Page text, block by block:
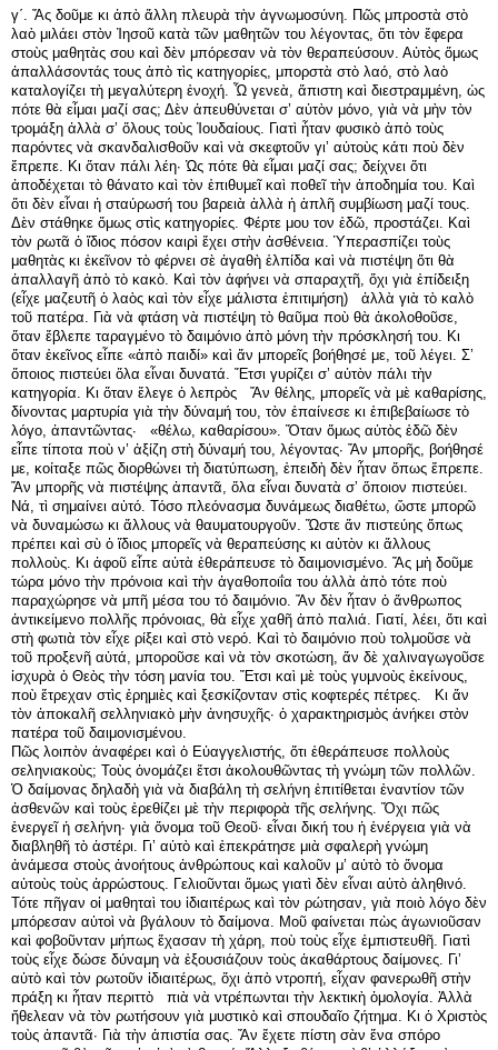
γ΄. Ἄς δοῦμε κι ἀπὸ ἄλλη πλευρὰ τὴν ἀγνωμοσύνη. Πῶς μπροστὰ στὸ
λαὸ μιλάει στὸν Ἰησοῦ κατὰ τῶν μαθητῶν του λέγοντας, ὅτι τὸν ἔφερα
στοὺς μαθητὰς σου καὶ δὲν μπόρεσαν νὰ τὸν θεραπεύσουν. Αὐτὸς ὅμως
ἀπαλλάσοντάς τους ἀπὸ τὶς κατηγορίες, μπορστὰ στὸ λαό, στὸ λαὸ
καταλογίζει τὴ μεγαλύτερη ἐνοχή. Ὦ γενεὰ, ἄπιστη καὶ διεστραμμένη, ὡς
πότε θὰ εἶμαι μαζί σας; Δὲν ἀπευθύνεται σ’ αὐτὸν μόνο, γιὰ νὰ μὴν τὸν
τρομάξη ἀλλὰ σ’ ὅλους τοὺς Ἰουδαίους. Γιατὶ ἦταν φυσικὸ ἀπὸ τοὺς
παρόντες νὰ σκανδαλισθοῦν καὶ νὰ σκεφτοῦν γι’ αὐτοὺς κάτι ποὺ δὲν
ἔπρεπε. Κι ὅταν πάλι λέη· Ὡς πότε θὰ εἶμαι μαζί σας; δείχνει ὅτι
ἀποδέχεται τὸ θάνατο καὶ τὸν ἐπιθυμεῖ καὶ ποθεῖ τὴν ἀποδημία του. Καὶ
ὅτι δὲν εἶναι ἡ σταύρωσή του βαρειὰ ἀλλὰ ἡ ἁπλῆ συμβίωση μαζί τους.
Δὲν στάθηκε ὅμως στὶς κατηγορίες. Φέρτε μου τον ἐδῶ, προστάζει. Καὶ
τὸν ρωτᾶ ὁ ἴδιος πόσον καιρὶ ἔχει στὴν ἀσθένεια. Ὑπερασπίζει τοὺς
μαθητὰς κι ἐκεῖνον τὸ φέρνει σὲ ἀγαθὴ ἐλπίδα καὶ νὰ πιστέψη ὅτι θὰ
ἀπαλλαγῆ ἀπὸ τὸ κακὸ. Καὶ τὸν ἀφήνει νὰ σπαραχτῆ, ὄχι γιὰ ἐπίδειξη
(εἶχε μαζευτῆ ὁ λαὸς καὶ τὸν εἶχε μάλιστα ἐπιτιμήση) ἀλλὰ γιὰ τὸ καλὸ
τοῦ πατέρα. Γιὰ νὰ φτάση νὰ πιστέψη τὸ θαῦμα ποὺ θὰ ἀκολοθοῦσε,
ὅταν ἔβλεπε ταραγμένο τὸ δαιμόνιο ἀπὸ μόνη τὴν πρόσκλησή του. Κι
ὅταν ἐκεῖνος εἶπε «ἀπὸ παιδί» καὶ ἄν μπορεῖς βοήθησέ με, τοῦ λέγει. Σ’
ὅποιος πιστεύει ὅλα εἶναι δυνατά. Ἔτσι γυρίζει σ’ αὐτὸν πάλι τὴν
κατηγορία. Κι ὅταν ἔλεγε ὁ λεπρὸς Ἄν θέλης, μπορεῖς νὰ μὲ καθαρίσης,
δίνοντας μαρτυρία γιὰ τὴν δύναμή του, τὸν ἐπαίνεσε κι ἐπιβεβαίωσε τὸ
λόγο, ἀπαντῶντας· «θέλω, καθαρίσου». Ὅταν ὅμως αὐτὸς ἐδῶ δὲν
εἶπε τίποτα ποὺ ν’ ἀξίζη στὴ δύναμή του, λέγοντας· Ἄν μπορῆς, βοήθησέ
με, κοίταξε πῶς διορθώνει τὴ διατύπωση, ἐπειδὴ δὲν ἦταν ὅπως ἔπρεπε.
Ἄν μπορῆς νὰ πιστέψης ἀπαντᾶ, ὅλα εἶναι δυνατὰ σ’ ὅποιον πιστεύει.
Νά, τὶ σημαίνει αὐτό. Τόσο πλεόνασμα δυνάμεως διαθέτω, ὥστε μπορῶ
νὰ δυναμώσω κι ἄλλους νὰ θαυματουργοῦν. Ὥστε ἄν πιστεύης ὅπως
πρέπει καὶ σὺ ὁ ἴδιος μπορεῖς νὰ θεραπεύσης κι αὐτὸν κι ἄλλους
πολλοὺς. Κι ἀφοῦ εἶπε αὐτὰ ἐθεράπευσε τὸ δαιμονισμένο. Ἄς μὴ δοῦμε
τώρα μόνο τὴν πρόνοια καὶ τὴν ἀγαθοποιΐα του ἀλλὰ ἀπὸ τότε ποὺ
παραχώρησε νὰ μπῆ μέσα του τό δαιμόνιο. Ἄν δὲν ἦταν ὁ ἄνθρωπος
ἀντικείμενο πολλῆς πρόνοιας, θὰ εἶχε χαθῆ ἀπὸ παλιά. Γιατί, λέει, ὅτι καὶ
στὴ φωτιὰ τὸν εἶχε ρίξει καὶ στὸ νερό. Καὶ τὸ δαιμόνιο ποὺ τολμοῦσε νὰ
τοῦ προξενῆ αὐτά, μποροῦσε καὶ νὰ τὸν σκοτώση, ἄν δὲ χαλιναγωγοῦσε
ἰσχυρὰ ὁ Θεὸς τὴν τόση μανία του. Ἔτσι καὶ μὲ τοὺς γυμνοὺς ἐκείνους,
ποὺ ἔτρεχαν στὶς ἐρημιὲς καὶ ξεσκίζονταν στὶς κοφτερές πέτρες. Κι ἄν
τὸν ἀποκαλῆ σελληνιακὸ μὴν ἀνησυχῆς· ὁ χαρακτηρισμὸς ἀνήκει στὸν
πατέρα τοῦ δαιμονισμένου.
Πῶς λοιπὸν ἀναφέρει καὶ ὁ Εὐαγγελιστής, ὅτι ἐθεράπευσε πολλοὺς
σεληνιακοὺς; Τοὺς ὀνομάζει ἔτσι ἀκολουθῶντας τὴ γνώμη τῶν πολλῶν.
Ὁ δαίμονας δηλαδὴ γιὰ νὰ διαβάλη τὴ σελήνη ἐπιτίθεται ἐναντίον τῶν
ἀσθενῶν καὶ τοὺς ἐρεθίζει μὲ τὴν περιφορὰ τῆς σελήνης. Ὄχι πῶς
ἐνεργεῖ ἡ σελήνη· γιὰ ὄνομα τοῦ Θεοῦ· εἶναι δική του ἡ ἐνέργεια γιὰ νὰ
διαβληθῆ τὸ ἀστέρι. Γι’ αὐτὸ καὶ ἐπεκράτησε μιὰ σφαλερὴ γνώμη
ἀνάμεσα στοὺς ἀνοήτους ἀνθρώπους καὶ καλοῦν μ’ αὐτὸ τὸ ὄνομα
αὐτοὺς τοὺς ἀρρώστους. Γελιοῦνται ὅμως γιατὶ δὲν εἶναι αὐτὸ ἀληθινό.
Τότε πῆγαν οἱ μαθηταὶ του ἰδιαιτέρως καὶ τὸν ρώτησαν, γιὰ ποιὸ λόγο δὲν
μπόρεσαν αὐτοὶ νὰ βγάλουν τὸ δαίμονα. Μοῦ φαίνεται πὼς ἀγωνιοῦσαν
καὶ φοβοῦνταν μήπως ἔχασαν τὴ χάρη, ποὺ τοὺς εἶχε ἐμπιστευθῆ. Γιατὶ
τοὺς εἶχε δώσε δύναμη νὰ ἐξουσιάζουν τοὺς ἀκαθάρτους δαίμονες. Γι’
αὐτὸ καὶ τὸν ρωτοῦν ἰδιαιτέρως, ὄχι ἀπὸ ντροπή, εἶχαν φανερωθῆ στὴν
πράξη κι ἦταν περιττὸ πιὰ νὰ ντρέπωνται τὴν λεκτικὴ ὁμολογία. Ἀλλὰ
ἤθελεαν νὰ τὸν ρωτήσουν γιὰ μυστικὸ καὶ σπουδαῖο ζήτημα. Κι ὁ Χριστὸς
τοὺς ἀπαντᾶ· Γιὰ τὴν ἀπιστία σας. Ἄν ἔχετε πίστη σὰν ἕνα σπόρο